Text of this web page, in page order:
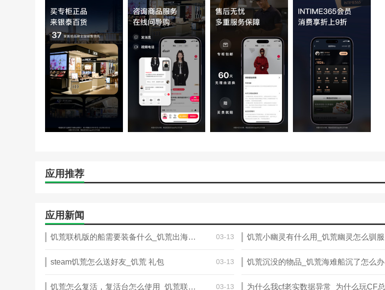
应用推荐
应用新闻
饥荒联机版的船需要装备什么_饥荒出海能干嘛 03-13 饥荒小幽灵有什么用_饥荒幽灵怎么驯服
steam饥荒怎么送好友_饥荒 礼包 03-13 饥荒沉没的物品_饥荒海难船沉了怎么办
饥荒怎么复活，复活台怎么使用_饥荒联机复活台怎么用第二次 03-13